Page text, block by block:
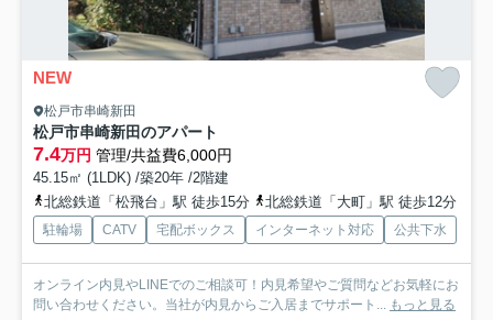
NEW
松戸市串崎新田
松戸市串崎新田のアパート
7.4万円 管理/共益費6,000円
45.15㎡ (1LDK) /築20年 /2階建
北総鉄道「松飛台」駅 徒歩15分
北総鉄道「大町」駅 徒歩12分
駐輪場 CATV 宅配ボックス インターネット対応 公共下水
オンライン内見やLINEでのご相談可！内見希望やご質問などお気軽にお
問い合わせください。当社が内見からご入居までサポート... もっと見る